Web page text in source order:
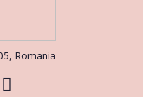
Romania